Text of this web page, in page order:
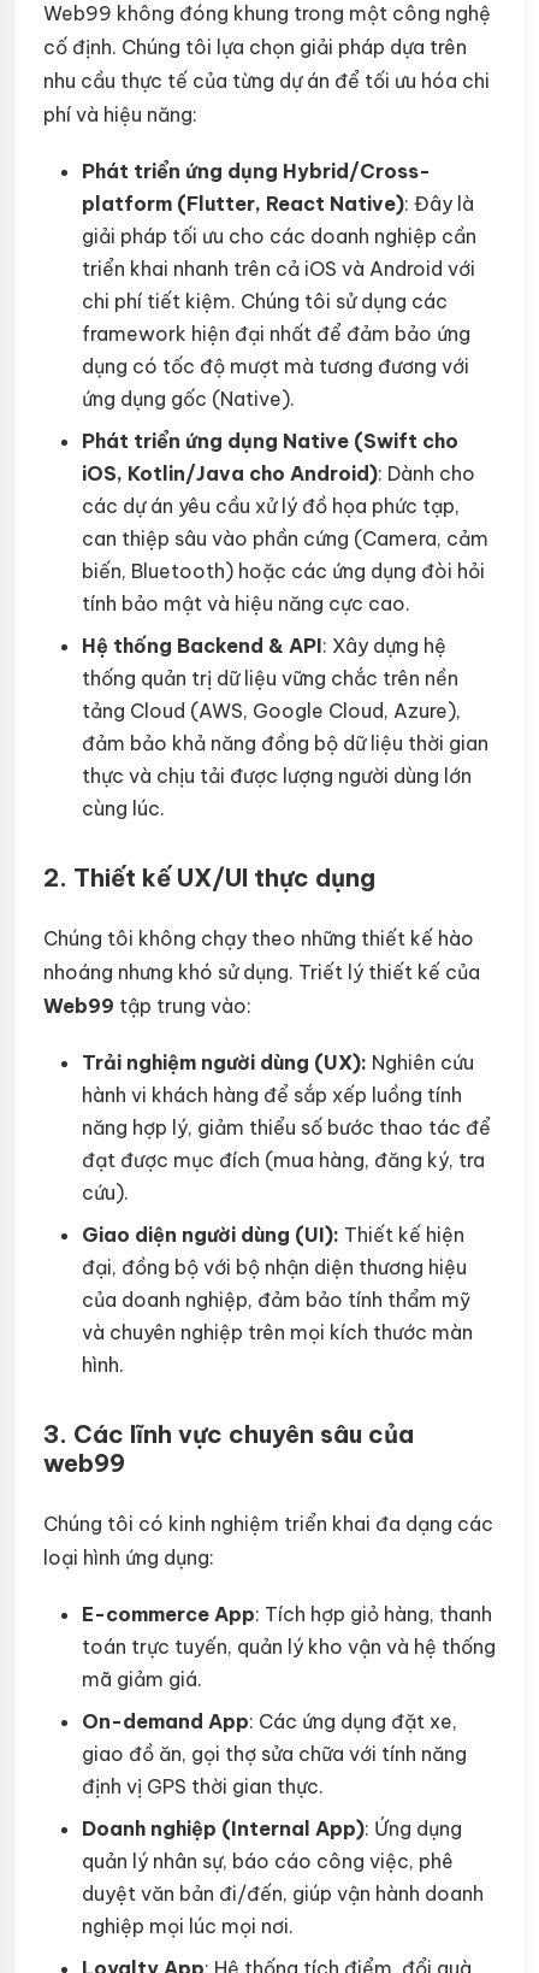
Web99 không đóng khung trong một công nghệ
cố định. Chúng tôi lựa chọn giải pháp dựa trên
nhu cầu thực tế của từng dự án để tối ưu hóa chi
phí và hiệu năng:
Phát triển ứng dụng Hybrid/Cross-
platform (Flutter, React Native): Đây là
giải pháp tối ưu cho các doanh nghiệp cần
triển khai nhanh trên cả iOS và Android với
chi phí tiết kiệm. Chúng tôi sử dụng các
framework hiện đại nhất để đảm bảo ứng
dụng có tốc độ mượt mà tương đương với
ứng dụng gốc (Native).
Phát triển ứng dụng Native (Swift cho
iOS, Kotlin/Java cho Android): Dành cho
các dự án yêu cầu xử lý đồ họa phức tạp,
can thiệp sâu vào phần cứng (Camera, cảm
biến, Bluetooth) hoặc các ứng dụng đòi hỏi
tính bảo mật và hiệu năng cực cao.
Hệ thống Backend & API: Xây dựng hệ
thống quản trị dữ liệu vững chắc trên nền
tảng Cloud (AWS, Google Cloud, Azure),
đảm bảo khả năng đồng bộ dữ liệu thời gian
thực và chịu tải được lượng người dùng lớn
cùng lúc.
2. Thiết kế UX/UI thực dụng
Chúng tôi không chạy theo những thiết kế hào
nhoáng nhưng khó sử dụng. Triết lý thiết kế của
Web99 tập trung vào:
Trải nghiệm người dùng (UX): Nghiên cứu
hành vi khách hàng để sắp xếp luồng tính
năng hợp lý, giảm thiểu số bước thao tác để
đạt được mục đích (mua hàng, đăng ký, tra
cứu).
Giao diện người dùng (UI): Thiết kế hiện
đại, đồng bộ với bộ nhận diện thương hiệu
của doanh nghiệp, đảm bảo tính thẩm mỹ
và chuyên nghiệp trên mọi kích thước màn
hình.
3. Các lĩnh vực chuyên sâu của
web99
Chúng tôi có kinh nghiệm triển khai đa dạng các
loại hình ứng dụng:
E-commerce App: Tích hợp giỏ hàng, thanh
toán trực tuyến, quản lý kho vận và hệ thống
mã giảm giá.
On-demand App: Các ứng dụng đặt xe,
giao đồ ăn, gọi thợ sửa chữa với tính năng
định vị GPS thời gian thực.
Doanh nghiệp (Internal App): Ứng dụng
quản lý nhân sự, báo cáo công việc, phê
duyệt văn bản đi/đến, giúp vận hành doanh
nghiệp mọi lúc mọi nơi.
Loyalty App: Hệ thống tích điểm, đổi quà,